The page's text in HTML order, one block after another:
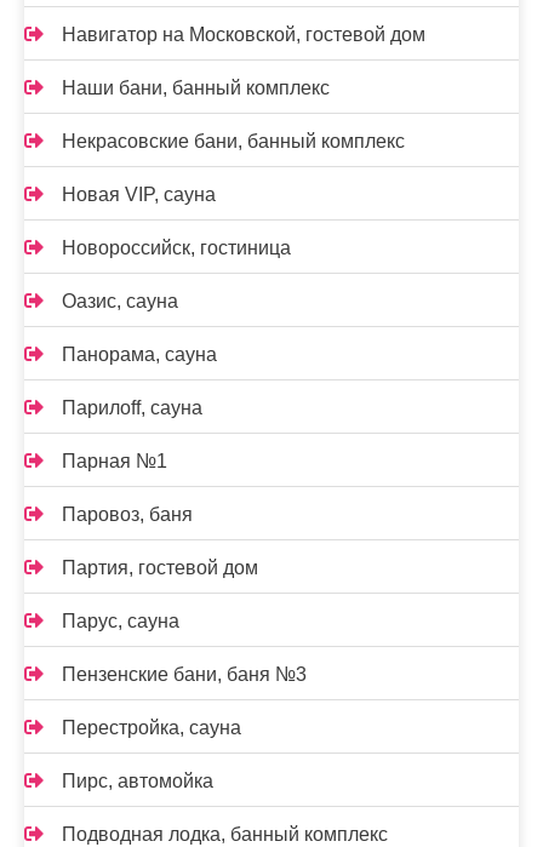
Навигатор на Московской, гостевой дом
Наши бани, банный комплекс
Некрасовские бани, банный комплекс
Новая VIP, сауна
Новороссийск, гостиница
Оазис, сауна
Панорама, сауна
Парилоff, сауна
Парная №1
Паровоз, баня
Партия, гостевой дом
Парус, сауна
Пензенские бани, баня №3
Перестройка, сауна
Пирс, автомойка
Подводная лодка, банный комплекс